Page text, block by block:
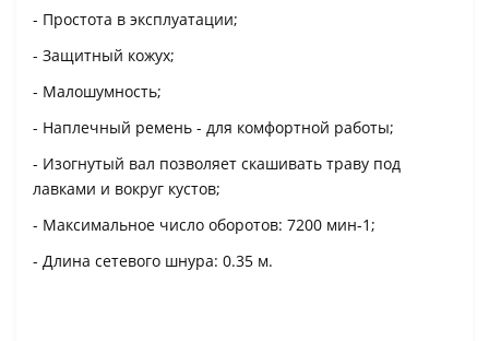
- Простота в эксплуатации;
- Защитный кожух;
- Малошумность;
- Наплечный ремень - для комфортной работы;
- Изогнутый вал позволяет скашивать траву под
лавками и вокруг кустов;
- Максимальное число оборотов: 7200 мин-1;
- Длина сетевого шнура: 0.35 м.